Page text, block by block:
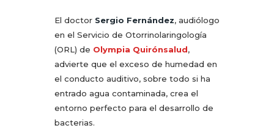
El doctor Sergio Fernández, audiólogo
en el Servicio de Otorrinolaringología
(ORL) de Olympia Quirónsalud,
advierte que el exceso de humedad en
el conducto auditivo, sobre todo si ha
entrado agua contaminada, crea el
entorno perfecto para el desarrollo de
bacterias.